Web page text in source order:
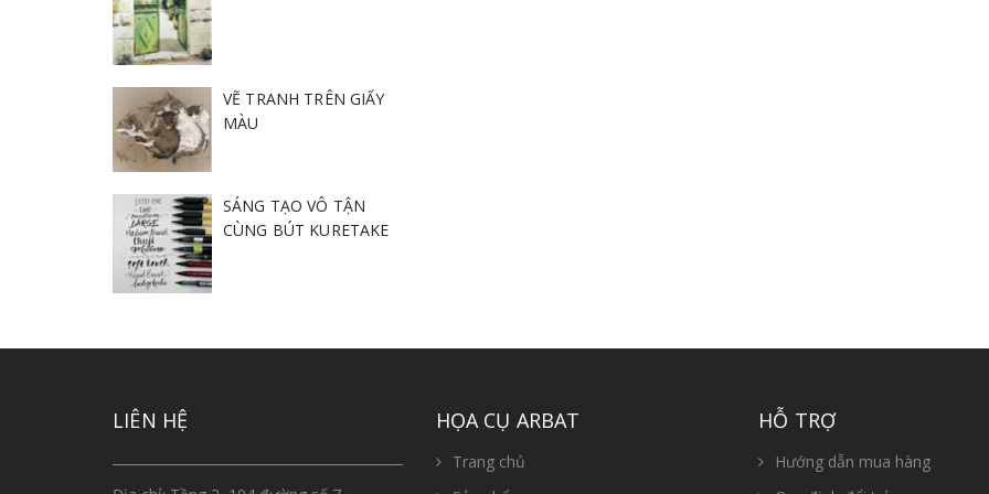
VẼ TRANH TRÊN GIẤY
MÀU
SÁNG TẠO VÔ TẬN
CÙNG BÚT KURETAKE
LIÊN HỆ HỌA CỤ ARBAT
Trang chủ
HỖ TRỢ
Hướng dẫn mua hàng